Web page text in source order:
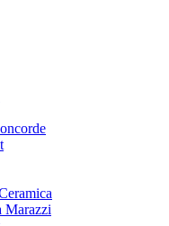
Marazzi